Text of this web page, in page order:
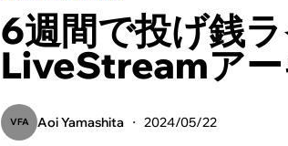
6週間で投げ銭
LiveStreamアー
VFA Aoi Yamashita ・ 2024/05/22